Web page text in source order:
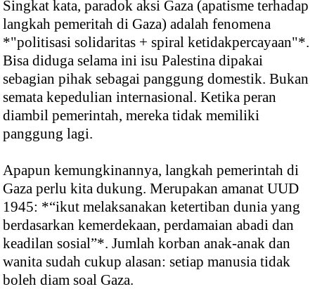
Singkat kata, paradok aksi Gaza (apatisme terhadap
langkah pemeritah di Gaza) adalah fenomena
*"politisasi solidaritas + spiral ketidakpercayaan"*.
Bisa diduga selama ini isu Palestina dipakai
sebagian pihak sebagai panggung domestik. Bukan
semata kepedulian internasional. Ketika peran
diambil pemerintah, mereka tidak memiliki
panggung lagi.
Apapun kemungkinannya, langkah pemerintah di
Gaza perlu kita dukung. Merupakan amanat UUD
1945: *“ikut melaksanakan ketertiban dunia yang
berdasarkan kemerdekaan, perdamaian abadi dan
keadilan sosial”*. Jumlah korban anak-anak dan
wanita sudah cukup alasan: setiap manusia tidak
boleh diam soal Gaza.